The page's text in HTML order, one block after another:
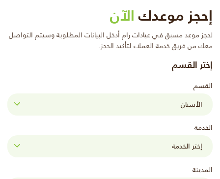
إحجز موعدكالآن
لحجز موعد مسبق في عيادات رام أدخل البيانات المطلوبة وسيتم التواصل
معك من فريق خدمة العملاء لتأكيد الحجز.
إختر القسم
القسم
الخدمة
المدينة